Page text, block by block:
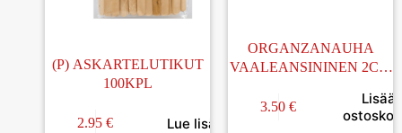
(P) ASKARTELUTIKUT
100KPL
2.95 € Lue lisää
ORGANZANAUHA
VAALEANSININEN 2CM
3.50 €
Lisää